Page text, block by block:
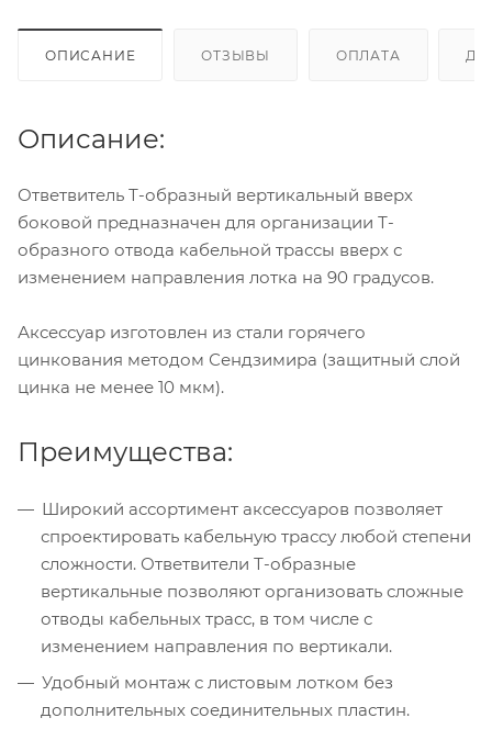
ОПИСАНИЕ ОТЗЫВЫ ОПЛАТА
Описание:
Ответвитель Т-образный вертикальный вверх
боковой предназначен для организации Т-
образного отвода кабельной трассы вверх с
изменением направления лотка на 90 градусов.
Аксессуар изготовлен из стали горячего
цинкования методом Сендзимира (защитный слой
цинка не менее 10 мкм).
Преимущества:
Широкий ассортимент аксессуаров позволяет
спроектировать кабельную трассу любой степени
сложности. Ответвители Т-образные
вертикальные позволяют организовать сложные
отводы кабельных трасс, в том числе с
изменением направления по вертикали.
Удобный монтаж с листовым лотком без
дополнительных соединительных пластин.